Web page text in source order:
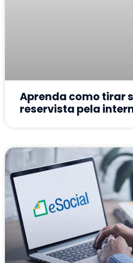
Aprenda como tirar
reservista pela